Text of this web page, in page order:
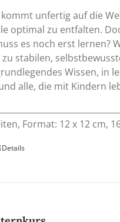
unfertig auf die
optimal zu entfalten.
es noch erst lernen?
stabilen,
Wissen, in
alle, die mit Kindern
Format: 12 x 12 cm,
Details